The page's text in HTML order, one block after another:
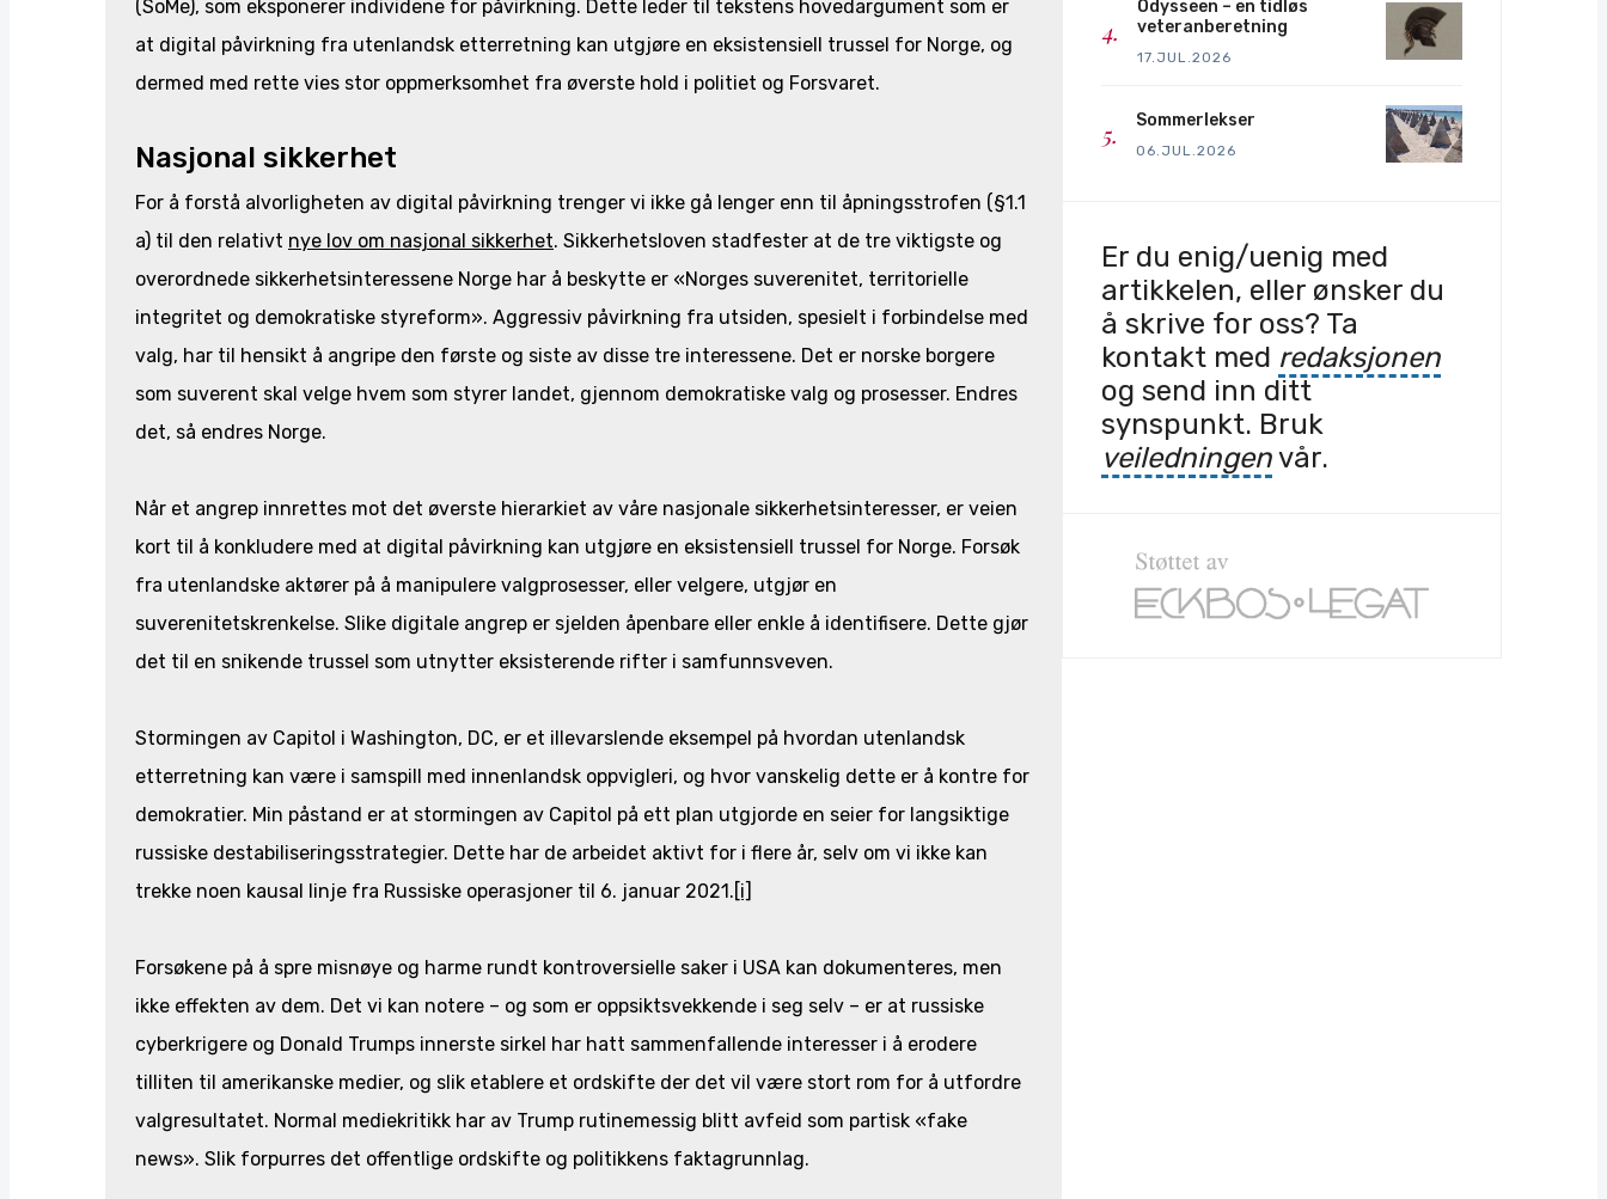
(SoMe), som eksponerer individene for påvirkning. Dette leder til tekstens hovedargument som er
at digital påvirkning fra utenlandsk etterretning kan utgjøre en eksistensiell trussel for Norge, og
dermed med rette vies stor oppmerksomhet fra øverste hold i politiet og Forsvaret.
Nasjonal sikkerhet
For å forstå alvorligheten av digital påvirkning trenger vi ikke gå lenger enn til åpningsstrofen (§1.1
a) til den relativt nye lov om nasjonal sikkerhet. Sikkerhetsloven stadfester at de tre viktigste og
overordnede sikkerhetsinteressene Norge har å beskytte er «Norges suverenitet, territorielle
integritet og demokratiske styreform». Aggressiv påvirkning fra utsiden, spesielt i forbindelse med
valg, har til hensikt å angripe den første og siste av disse tre interessene. Det er norske borgere
som suverent skal velge hvem som styrer landet, gjennom demokratiske valg og prosesser. Endres
det, så endres Norge.
Når et angrep innrettes mot det øverste hierarkiet av våre nasjonale sikkerhetsinteresser, er veien
kort til å konkludere med at digital påvirkning kan utgjøre en eksistensiell trussel for Norge. Forsøk
fra utenlandske aktører på å manipulere valgprosesser, eller velgere, utgjør en
suverenitetskrenkelse. Slike digitale angrep er sjelden åpenbare eller enkle å identifisere. Dette gjør
det til en snikende trussel som utnytter eksisterende rifter i samfunnsveven.
Stormingen av Capitol i Washington, DC, er et illevarslende eksempel på hvordan utenlandsk
etterretning kan være i samspill med innenlandsk oppvigleri, og hvor vanskelig dette er å kontre for
demokratier. Min påstand er at stormingen av Capitol på ett plan utgjorde en seier for langsiktige
russiske destabiliseringsstrategier. Dette har de arbeidet aktivt for i flere år, selv om vi ikke kan
trekke noen kausal linje fra Russiske operasjoner til 6. januar 2021. [i]
Forsøkene på å spre misnøye og harme rundt kontroversielle saker i USA kan dokumenteres, men
ikke effekten av dem. Det vi kan notere – og som er oppsiktsvekkende i seg selv – er at russiske
cyberkrigere og Donald Trumps innerste sirkel har hatt sammenfallende interesser i å erodere
tilliten til amerikanske medier, og slik etablere et ordskifte der det vil være stort rom for å utfordre
valgresultatet. Normal mediekritikk har av Trump rutinemessig blitt avfeid som partisk «fake
news». Slik forpurres det offentlige ordskifte og politikkens faktagrunnlag.
Odysseen – en tidløs
veteranberetning
17.JUL.2026
Sommerlekser
06.JUL.2026
Er du enig/uenig med
artikkelen, eller ønsker du
å skrive for oss? Ta
kontakt med redaksjonen
og send inn ditt
synspunkt. Bruk
veiledningenvår.